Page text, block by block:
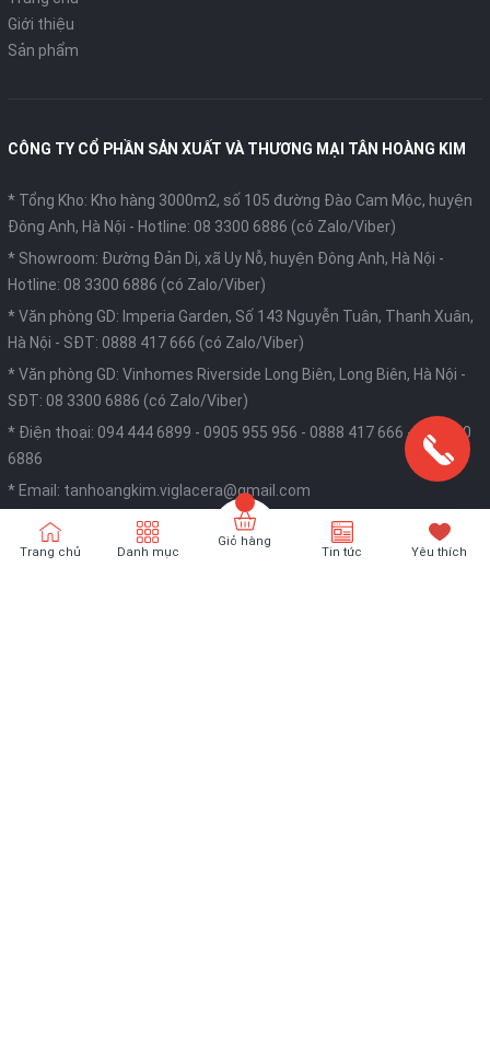
Giới thiệu
Sản phẩm
CÔNG TY CỔ PHẦN SẢN XUẤT VÀ THƯƠNG MẠI TÂN HOÀNG KIM
* Tổng Kho: Kho hàng 3000m2, số 105 đường Đào Cam Mộc, huyện
Đông Anh, Hà Nội - Hotline: 08 3300 6886 (có Zalo/Viber)
* Showroom: Đường Đản Dị, xã Uy Nỗ, huyện Đông Anh, Hà Nội -
Hotline: 08 3300 6886 (có Zalo/Viber)
* Văn phòng GD: Imperia Garden, Số 143 Nguyễn Tuân, Thanh Xuân,
Hà Nội - SĐT: 0888 417 666 (có Zalo/Viber)
* Văn phòng GD: Vinhomes Riverside Long Biên, Long Biên, Hà Nội -
SĐT: 08 3300 6886 (có Zalo/Viber)
* Điện thoại: 094 444 6899 - 0905 955 956 - 0888 417 666 - 08 3300
6886
* Email: tanhoangkim.viglacera@gmail.com
* Giấy chứng nhận đăng ký doanh nghiệp số 0104911906 cấp ngày
20 tháng 09 năm 2016 do Sở kế hoạch và đầu tư thành phố Hà Nội
Trang chủ Danh mục
Giỏ hàng
Tin tức Yêu thích